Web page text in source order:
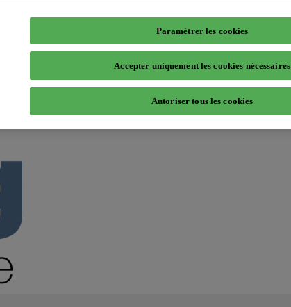
Paramétrer les cookies
Accepter uniquement les cookies nécessaires
Autoriser tous les cookies